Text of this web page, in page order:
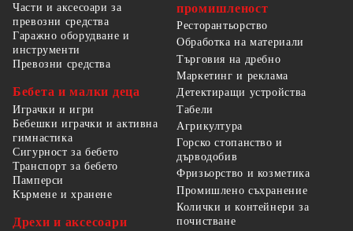
Части и аксесоари за
превозни средства
Гаражно оборудване и
инструменти
Превозни средства
Бебета и малки деца
Играчки и игри
Бебешки играчки и активна
гимнастика
Сигурност за бебето
Транспорт за бебето
Памперси
Кърмене и хранене
Дрехи и аксесоари
промишленост
Ресторантьорство
Обработка на материали
Търговия на дребно
Маркетинг и реклама
Детектиращи устройства
Табели
Агрикултура
Горско стопанство и
дърводобив
Фризьорство и козметика
Промишлено съхранение
Колички и контейнери за
почистване